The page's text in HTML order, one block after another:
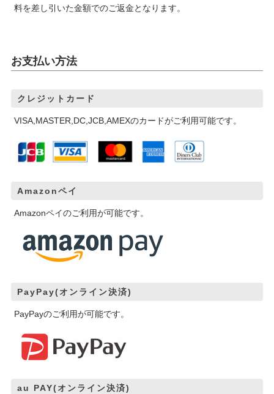
料を差し引いた金額でのご返金となります。
お支払い方法
クレジットカード
VISA,MASTER,DC,JCB,AMEXのカードがご利用可能です。
Amazonペイ
Amazonペイのご利用が可能です。
PayPay(オンライン決済)
PayPayのご利用が可能です。
au PAY(オンライン決済)